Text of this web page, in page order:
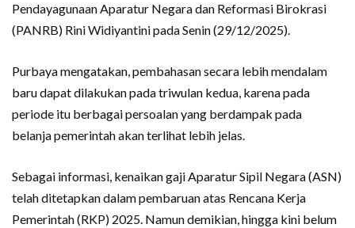
Pendayagunaan Aparatur Negara dan Reformasi Birokrasi
(PANRB) Rini Widiyantini pada Senin (29/12/2025).
Purbaya mengatakan, pembahasan secara lebih mendalam
baru dapat dilakukan pada triwulan kedua, karena pada
periode itu berbagai persoalan yang berdampak pada
belanja pemerintah akan terlihat lebih jelas.
Sebagai informasi, kenaikan gaji Aparatur Sipil Negara (ASN)
telah ditetapkan dalam pembaruan atas Rencana Kerja
Pemerintah (RKP) 2025. Namun demikian, hingga kini belum